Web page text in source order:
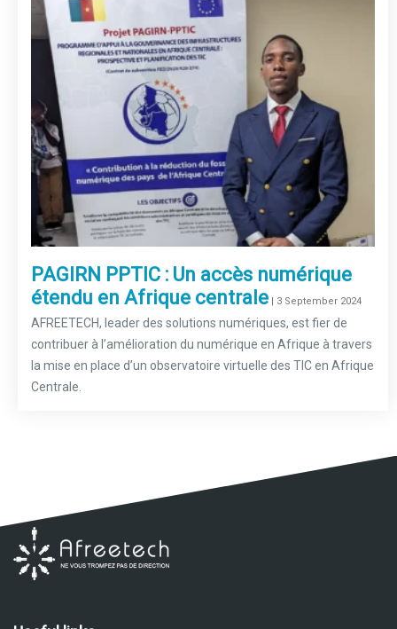
PAGIRN PPTIC : Un accès numérique
étendu en Afrique centrale | 3 September 2024
AFREETECH, leader des solutions numériques, est fier de
contribuer à l’amélioration du numérique en Afrique à travers
la mise en place d’un observatoire virtuelle des TIC en Afrique
Centrale.